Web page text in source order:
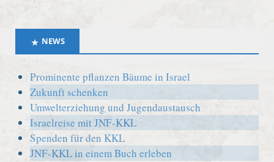
NEWS
Prominente pflanzen Bäume in Israel
Zukunft schenken
Umwelterziehung und Jugendaustausch
Israelreise mit JNF-KKL
Spenden für den KKL
JNF-KKL in einem Buch erleben